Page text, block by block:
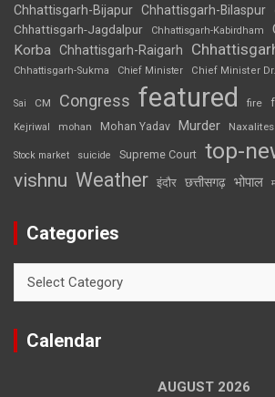
Chhattisgarh-Bijapur Chhattisgarh-Bilaspur
Chhattisgarh-Jagdalpur Chhattisgarh-Kabirdham
Korba Chhattisgarh-Raigarh
Chhattisgarh-Sukma Chief Minister Chief Minister
Sai CM Congress featured fire
Kejriwal mohan Mohan Yadav Murder Naxalites
Stock market suicide Supreme Court top-
vishnu Weather इंदौर छत्तीसगढ़ भोपाल
Categories
Calendar
AUGUST 2026